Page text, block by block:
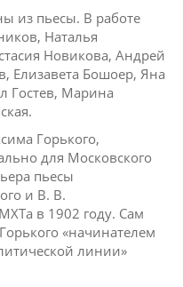
из пьесы. В работе
Наталья
Новикова, Андрей
Бошоер, Яна
Гостев, Марина
Горького,
для Московского
пьесы
и В. В.
в 1902 году. Сам
«начинателем
линии»